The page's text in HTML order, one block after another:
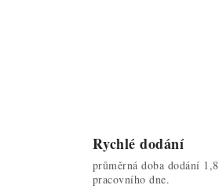
Rychlé dodání
průměrná doba dodání 1,8
pracovního dne.